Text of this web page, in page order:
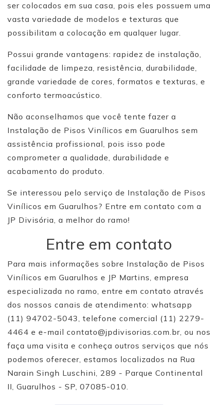
ser colocados em sua casa, pois eles possuem uma
vasta variedade de modelos e texturas que
possibilitam a colocação em qualquer lugar.
Possui grande vantagens: rapidez de instalação,
facilidade de limpeza, resistência, durabilidade,
grande variedade de cores, formatos e texturas, e
conforto termoacústico.
Não aconselhamos que você tente fazer a
Instalação de Pisos Vinílicos em Guarulhos sem
assistência profissional, pois isso pode
comprometer a qualidade, durabilidade e
acabamento do produto.
Se interessou pelo serviço de Instalação de Pisos
Vinílicos em Guarulhos? Entre em contato com a
JP Divisória, a melhor do ramo!
Entre em contato
Para mais informações sobre Instalação de Pisos
Vinílicos em Guarulhos e JP Martins, empresa
especializada no ramo, entre em contato através
dos nossos canais de atendimento: whatsapp
(11) 94702-5043, telefone comercial (11) 2279-
4464 e e-mail contato@jpdivisorias.com.br, ou nos
faça uma visita e conheça outros serviços que nós
podemos oferecer, estamos localizados na Rua
Narain Singh Luschini, 289 - Parque Continental
II, Guarulhos - SP, 07085-010.